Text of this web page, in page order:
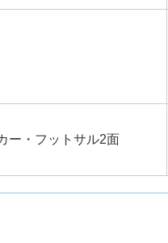
ー・フットサル2面